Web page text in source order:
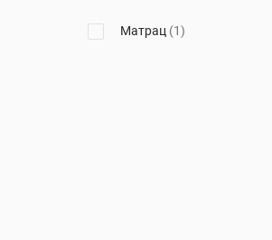
Матрац (1)